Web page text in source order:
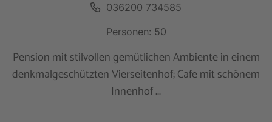
036200 734585
Personen: 50
Pension mit stilvollen gemütlichen Ambiente in einem
denkmalgeschützten Vierseitenhof; Cafe mit schönem
Innenhof ...